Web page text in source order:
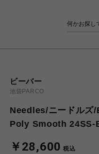
ビーバー
池袋PARCO
Needles/ニードル
Poly Smooth 24SS-
￥28,600 税込